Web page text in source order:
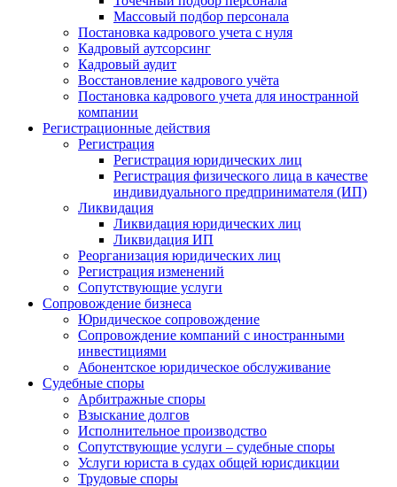
Массовый подбор персонала
Постановка кадрового учета с нуля
Кадровый аутсорсинг
Кадровый аудит
Восстановление кадрового учёта
Постановка кадрового учета для иностранной
компании
Регистрационные действия
Регистрация
Регистрация юридических лиц
Регистрация физического лица в качестве
индивидуального предпринимателя (ИП)
Ликвидация
Ликвидация юридических лиц
Ликвидация ИП
Реорганизация юридических лиц
Регистрация изменений
Сопутствующие услуги
Сопровождение бизнеса
Юридическое сопровождение
Сопровождение компаний с иностранными
инвестициями
Абонентское юридическое обслуживание
Судебные споры
Арбитражные споры
Взыскание долгов
Исполнительное производство
Сопутствующие услуги – судебные споры
Услуги юриста в судах общей юрисдикции
Трудовые споры